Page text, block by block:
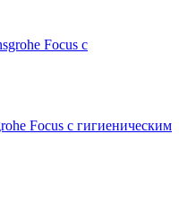
Focus с гигиеническим